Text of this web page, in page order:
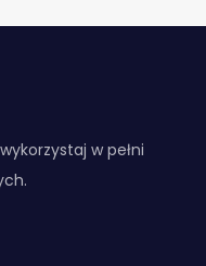
w pełni